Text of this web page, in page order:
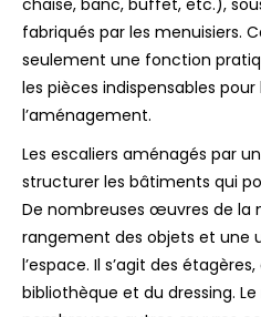
chaise, banc, buffet, etc.),
fabriqués par les menuisiers.
seulement une fonction
les pièces indispensables
l’aménagement.
Les escaliers aménagés par
structurer les bâtiments qui
De nombreuses œuvres de la
rangement des objets et une
l’espace. Il s’agit des
bibliothèque et du dressing.